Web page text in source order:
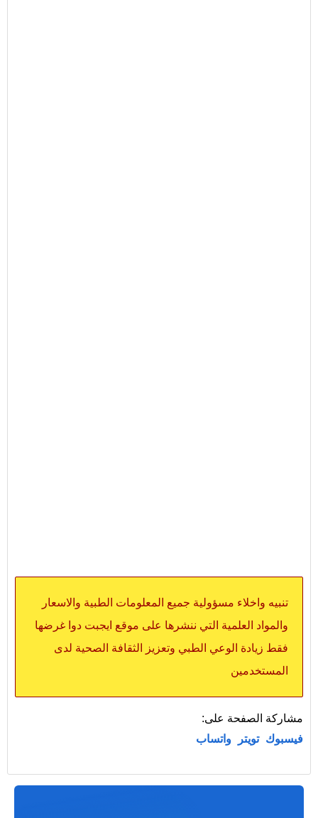
تنبيه واخلاء مسؤولية جميع المعلومات الطبية والاسعار
والمواد العلمية التي ننشرها على موقع ايجبت دوا غرضها
فقط زيادة الوعي الطبي وتعزيز الثقافة الصحية لدى
المستخدمين
مشاركة الصفحة على:
فيسبوك تويتر واتساب